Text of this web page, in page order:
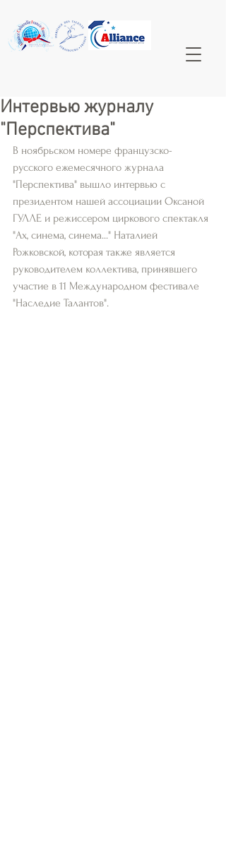
Интервью журналу
"Перспектива"
В ноябрьском номере французско-
русского ежемесячного журнала
"Перспектива" вышло интервью с
президентом нашей ассоциации Оксаной
ГУЛЛЕ и режиссером циркового спектакля
"Ах, синема, синема..." Наталией
Рожковской, которая также является
руководителем коллектива, принявшего
участие в 11 Международном фестивале
"Наследие Талантов".